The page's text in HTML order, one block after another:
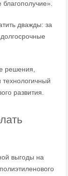
благополучие».
дважды: за
решения,
развития.
выгоды на